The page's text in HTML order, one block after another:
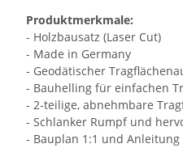
Produktmerkmale:
- Holzbausatz (Laser Cut)
- Made in Germany
- Geodätischer
- Bauhelling für einfachen
- 2-teilige, abnehmbare
- Schlanker Rumpf und
- Bauplan 1:1 und Anleitung